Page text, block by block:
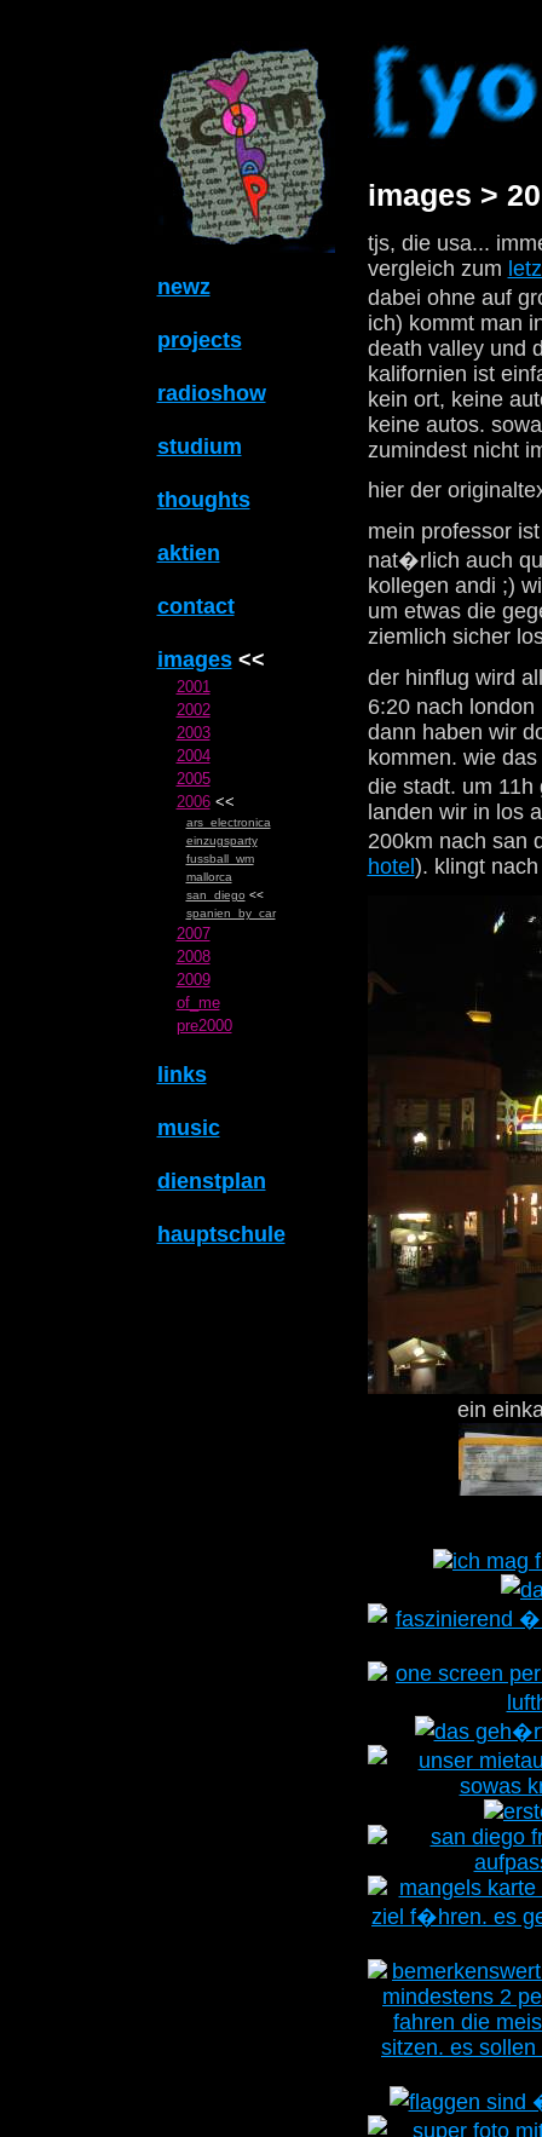
newz
projects
radioshow
studium
thoughts
aktien
contact
images<<
2001
2002
2003
2004
2005
2006<<
ars_electronica
einzugsparty
fussball_wm
mallorca
san_diego <<
spanien_by_car
2007
2008
2009
of_me
pre2000
links
music
dienstplan
hauptschule
images >
tjs, die usa...
vergleich zum
dabei ohne auf
ich) kommt man
death valley und
kalifornien ist
kein ort, keine
keine autos.
zumindest nicht
hier der
mein professor
nat�rlich auch
kollegen andi ;)
um etwas die
ziemlich sicher
der hinflug wird
6:20 nach
dann haben wir
kommen. wie
die stadt. um
landen wir in los
200km nach san
hotel). klingt
ein